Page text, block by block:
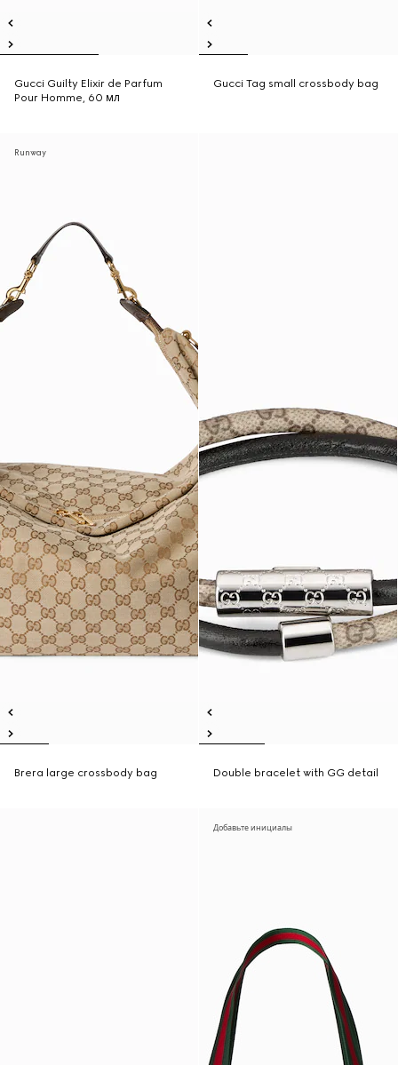
Gucci Guilty Elixir de Parfum
Pour Homme, 60 мл
Gucci Tag small crossbody bag
Runway
Brera large crossbody bag Double bracelet with GG detail
Добавьте инициалы